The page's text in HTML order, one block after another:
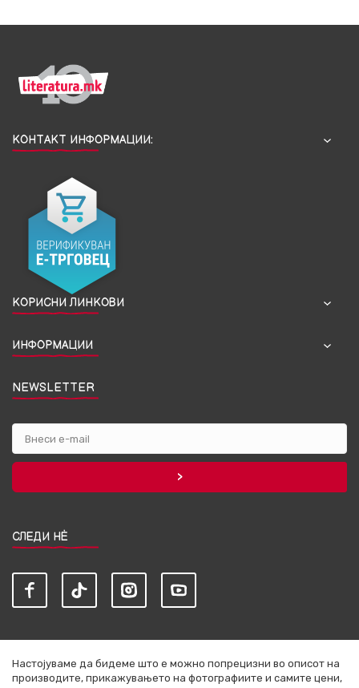
КОНТАКТ ИНФОРМАЦИИ:
КОРИСНИ ЛИНКОВИ
ИНФОРМАЦИИ
NEWSLETTER
СЛЕДИ НЀ
Настојуваме да бидеме што е можно попрецизни во описот на
производите, прикажувањето на фотографиите и самите цени,